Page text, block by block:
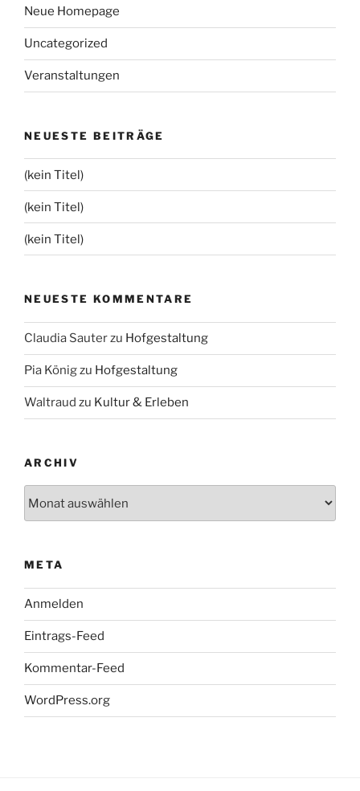
Neue Homepage
Uncategorized
Veranstaltungen
NEUESTE BEITRÄGE
(kein Titel)
(kein Titel)
(kein Titel)
NEUESTE KOMMENTARE
Claudia Sauterzu Hofgestaltung
Pia Königzu Hofgestaltung
Waltraud zu Kultur & Erleben
ARCHIV
META
Anmelden
Eintrags-Feed
Kommentar-Feed
WordPress.org